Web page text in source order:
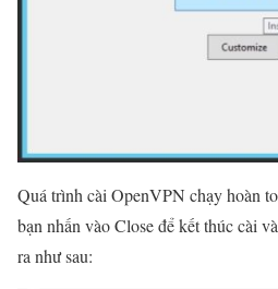
Quá trình cài OpenVPN chạy hoàn
bạn nhấn vào Close để kết thúc cài
ra như sau: